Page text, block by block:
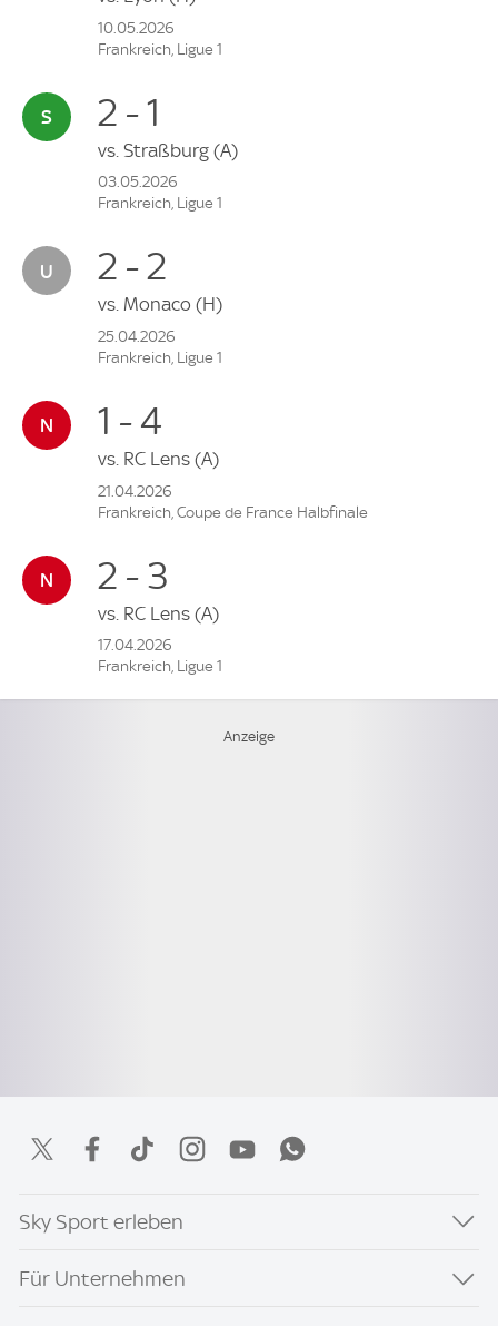
10.05.2026
Frankreich, Ligue 1
2 - 1
vs. Straßburg (A)
03.05.2026
Frankreich, Ligue 1
2 - 2
vs. Monaco (H)
25.04.2026
Frankreich, Ligue 1
1 - 4
vs. RC Lens (A)
21.04.2026
Frankreich, Coupe de France Halbfinale
2 - 3
vs. RC Lens (A)
17.04.2026
Frankreich, Ligue 1
Sky Sport erleben
Für Unternehmen